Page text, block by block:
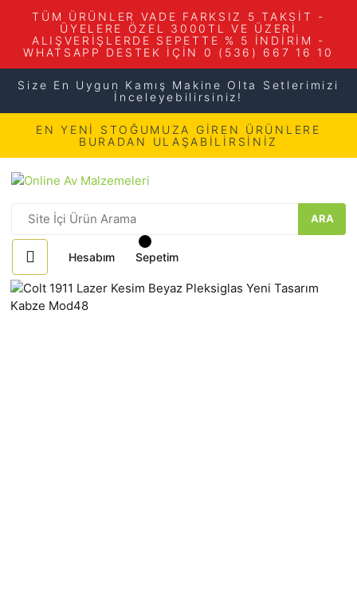
TÜM ÜRÜNLER VADE FARKSIZ 5 TAKSİT -
ÜYELERE ÖZEL 3000TL VE ÜZERİ
ALIŞVERİŞLERDE SEPETTE % 5 İNDİRİM -
WHATSAPP DESTEK İÇİN 0 (536) 667 16 10
Size En Uygun Kamış Makine Olta Setlerimizi
İnceleyebilirsiniz!
EN YENİ STOĞUMUZA GİREN ÜRÜNLERE
BURADAN ULAŞABİLİRSİNİZ
ARA
Hesabım Sepetim